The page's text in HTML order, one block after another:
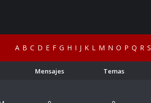
A B C D E F G H I J K L M N O P Q R S
Mensajes Temas